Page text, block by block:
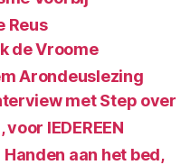
Reus
de Vroome
Arondeuslezing
met Step
voor IEDEREEN
Handen aan het bed,